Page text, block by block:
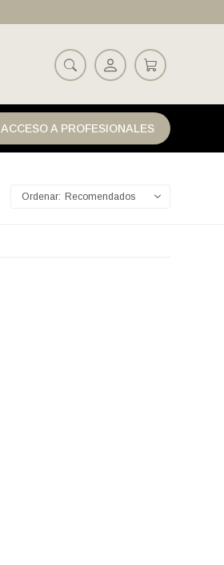
ACCESO A PROFESIONALES
Recomendados